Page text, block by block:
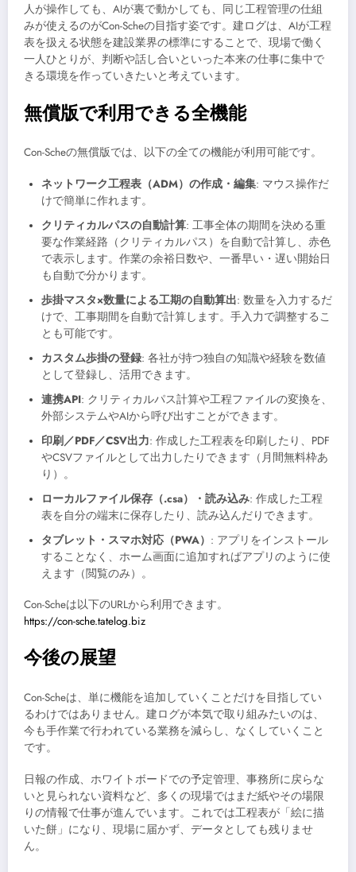
人が操作しても、AIが裏で動かしても、同じ工程管理の仕組
みが使えるのがCon-Scheの目指す姿です。建ログは、AIが工程
表を扱える状態を建設業界の標準にすることで、現場で働く
一人ひとりが、判断や話し合いといった本来の仕事に集中で
きる環境を作っていきたいと考えています。
無償版で利用できる全機能
Con-Scheの無償版では、以下の全ての機能が利用可能です。
ネットワーク工程表（ADM）の作成・編集: マウス操作だ
けで簡単に作れます。
クリティカルパスの自動計算: 工事全体の期間を決める重
要な作業経路（クリティカルパス）を自動で計算し、赤色
で表示します。作業の余裕日数や、一番早い・遅い開始日
も自動で分かります。
歩掛マスタ×数量による工期の自動算出: 数量を入力するだ
けで、工事期間を自動で計算します。手入力で調整するこ
とも可能です。
カスタム歩掛の登録: 各社が持つ独自の知識や経験を数値
として登録し、活用できます。
連携API: クリティカルパス計算や工程ファイルの変換を、
外部システムやAIから呼び出すことができます。
印刷／PDF／CSV出力: 作成した工程表を印刷したり、PDF
やCSVファイルとして出力したりできます（月間無料枠あ
り）。
ローカルファイル保存（.csa）・読み込み: 作成した工程
表を自分の端末に保存したり、読み込んだりできます。
タブレット・スマホ対応（PWA） : アプリをインストール
することなく、ホーム画面に追加すればアプリのように使
えます（閲覧のみ）。
Con-Scheは以下のURLから利用できます。
https://con-sche.tatelog.biz
今後の展望
Con-Scheは、単に機能を追加していくことだけを目指してい
るわけではありません。建ログが本気で取り組みたいのは、
今も手作業で行われている業務を減らし、なくしていくこと
です。
日報の作成、ホワイトボードでの予定管理、事務所に戻らな
いと見られない資料など、多くの現場ではまだ紙やその場限
りの情報で仕事が進んでいます。これでは工程表が「絵に描
いた餅」になり、現場に届かず、データとしても残りませ
ん。